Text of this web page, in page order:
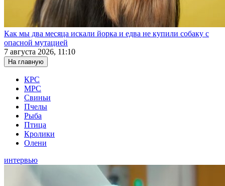
Как мы два месяца искали йорка и едва не купили собаку с
опасной мутацией
7 августа 2026, 11:10
На главную
КРС
МРС
Свиньи
Пчелы
Рыба
Птица
Кролики
Олени
интервью